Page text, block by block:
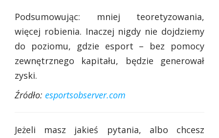
Podsumowując: mniej teoretyzowania,
więcej robienia. Inaczej nigdy nie dojdziemy
do poziomu, gdzie esport – bez pomocy
zewnętrznego kapitału, będzie generował
zyski.
Źródło: esportsobserver.com
Jeżeli masz jakieś pytania, albo chcesz